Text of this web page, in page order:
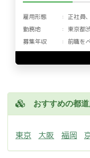
雇用形態
正社員
勤務地
東京都
募集年収
前職を
おすすめの都
東京 大阪 福岡